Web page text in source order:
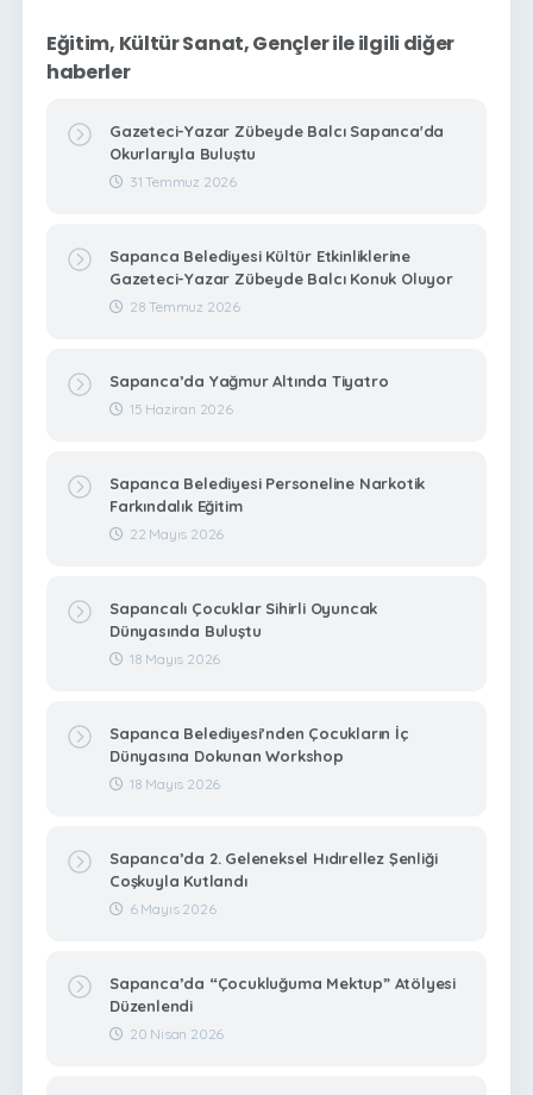
Eğitim, Kültür Sanat, Gençler ile ilgili diğer
haberler
Gazeteci-Yazar Zübeyde Balcı Sapanca'da
Okurlarıyla Buluştu
31 Temmuz 2026
Sapanca Belediyesi Kültür Etkinliklerine
Gazeteci-Yazar Zübeyde Balcı Konuk Oluyor
28 Temmuz 2026
Sapanca’da Yağmur Altında Tiyatro
15 Haziran 2026
Sapanca Belediyesi Personeline Narkotik
Farkındalık Eğitim
22 Mayıs 2026
Sapancalı Çocuklar Sihirli Oyuncak
Dünyasında Buluştu
18 Mayıs 2026
Sapanca Belediyesi’nden Çocukların İç
Dünyasına Dokunan Workshop
18 Mayıs 2026
Sapanca’da 2. Geleneksel Hıdırellez Şenliği
Coşkuyla Kutlandı
6 Mayıs 2026
Sapanca’da “Çocukluğuma Mektup” Atölyesi
Düzenlendi
20 Nisan 2026